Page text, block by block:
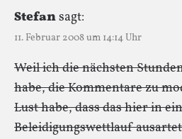
Stefansagt:
11. Februar 2008 um 14:14 Uhr
Weil ich die nächsten
habe, die Kommentare zu
Lust habe, dass das hier in
Beleidigungswettlauf